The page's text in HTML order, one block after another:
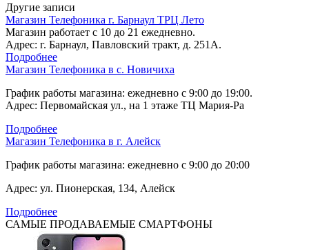
Другие записи
Магазин Телефоника г. Барнаул ТРЦ Лето
Магазин работает с 10 до 21 ежедневно.
Адрес: г. Барнаул, Павловский тракт, д. 251А.
Подробнее
Магазин Телефоника в с. Новичиха
График работы магазина: ежедневно с 9:00 до 19:00.
Адрес: Первомайская ул., на 1 этаже ТЦ Мария-Ра
Подробнее
Магазин Телефоника в г. Алейск
График работы магазина: ежедневно с 9:00 до 20:00
Адрес: ул. Пионерская, 134, Алейск
Подробнее
САМЫЕ ПРОДАВАЕМЫЕ СМАРТФОНЫ